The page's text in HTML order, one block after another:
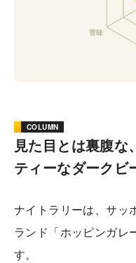
COLUMN
見た目とは裏腹な
ティーなダークビ
ナイトラリーは、サッ
ランド「ホッピンガレ
す。